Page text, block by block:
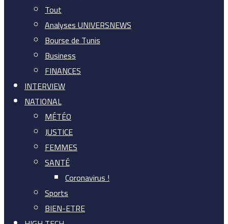
Tout
Analyses UNIVERSNEWS
Bourse de Tunis
Business
FINANCES
INTERVIEW
NATIONAL
MÉTÉO
JUSTICE
FEMMES
SANTÉ
Coronavirus !
Sports
BIEN-ETRE